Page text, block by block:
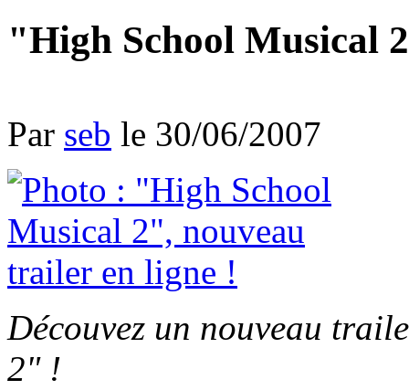
"High School Musical
Par seb le 30/06/2007
Découvez un nouveau
2" !